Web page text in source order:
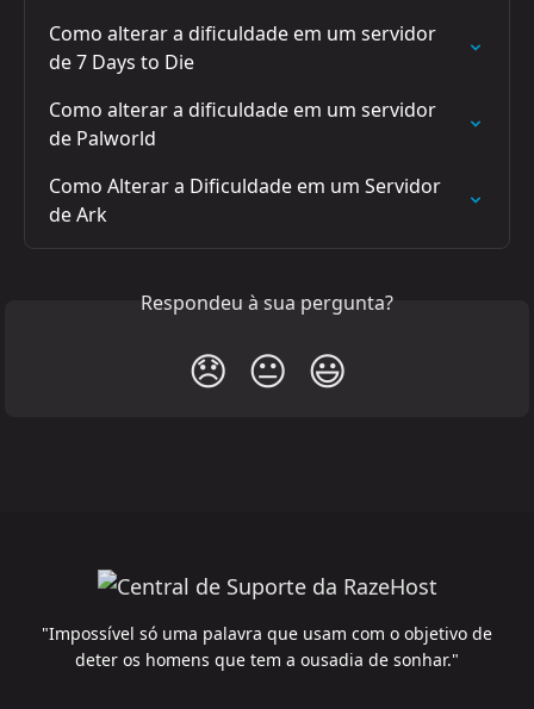
Como alterar a dificuldade em um servidor
de 7 Days to Die
Como alterar a dificuldade em um servidor
de Palworld
Como Alterar a Dificuldade em um Servidor
de Ark
Respondeu à sua pergunta?
😞 😐 😃
"Impossível só uma palavra que usam com o objetivo de
deter os homens que tem a ousadia de sonhar."